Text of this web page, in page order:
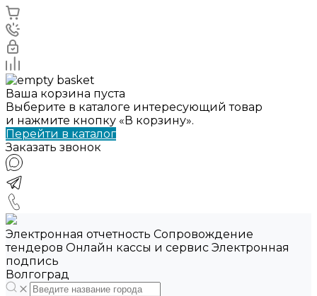
Ваша корзина пуста
Выберите в каталоге интересующий товар
и нажмите кнопку «В корзину».
Перейти в каталог
Заказать звонок
Электронная отчетность Сопровождение
тендеров Онлайн кассы и сервис Электронная
подпись
Волгоград